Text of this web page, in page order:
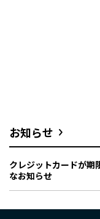
お知らせ
クレジットカードが期
なお知らせ